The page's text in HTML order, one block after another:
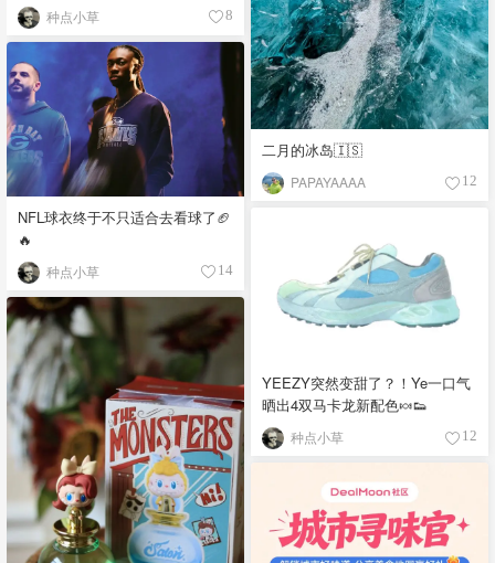
种点小草 8
二月的冰岛🇮🇸
PAPAYAAAA 12
NFL球衣终于不只适合去看球了🏈
🔥
种点小草 14
YEEZY突然变甜了？！Ye一口气
晒出4双马卡龙新配色🍬👟
种点小草 12